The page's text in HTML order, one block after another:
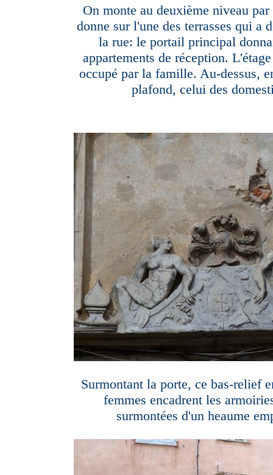
On monte au deuxième niveau
donne sur l'une des terrasses qui a
la rue: le portail principal
appartements de réception.
occupé par la famille. Au-dessus,
plafond, celui des
Surmontant la porte, ce bas-relief
femmes encadrent les
surmontées d'un heaume